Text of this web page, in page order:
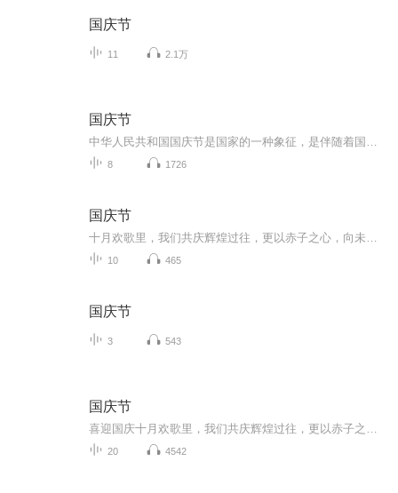
国庆节
11 2.1万
国庆节
8 1726
国庆节
10 465
国庆节
3 543
国庆节
20 4542